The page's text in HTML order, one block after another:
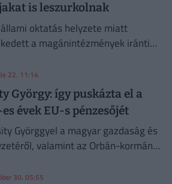
is leszurkolnak
oktatás helyzete miatt
a magánintézmények iránti
22. 11:14
György: így puskázta el a
évek EU-s pénzesőjét
Györggyel a magyar gazdaság és
valamint az Orbán-kormány
30. 05:55